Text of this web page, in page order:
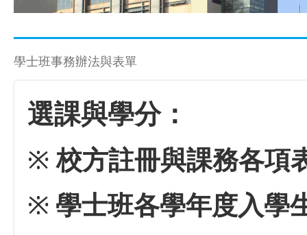
學士班事務辦法與表單
選課與學分：
※ 校方註冊與課務各項
※ 學士班各學年度入學